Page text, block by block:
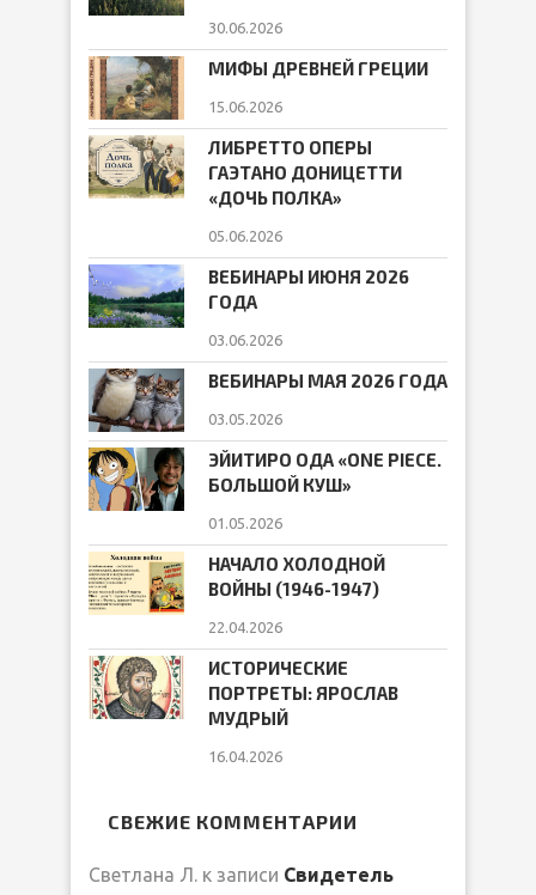
30.06.2026
МИФЫ ДРЕВНЕЙ ГРЕЦИИ
15.06.2026
ЛИБРЕТТО ОПЕРЫ
ГАЭТАНО ДОНИЦЕТТИ
«ДОЧЬ ПОЛКА»
05.06.2026
ВЕБИНАРЫ ИЮНЯ 2026
ГОДА
03.06.2026
ВЕБИНАРЫ МАЯ 2026 ГОДА
03.05.2026
ЭЙИТИРО ОДА «ONE PIECE.
БОЛЬШОЙ КУШ»
01.05.2026
НАЧАЛО ХОЛОДНОЙ
ВОЙНЫ (1946-1947)
22.04.2026
ИСТОРИЧЕСКИЕ
ПОРТРЕТЫ: ЯРОСЛАВ
МУДРЫЙ
16.04.2026
СВЕЖИЕ КОММЕНТАРИИ
Светлана Л. к записи Свидетель